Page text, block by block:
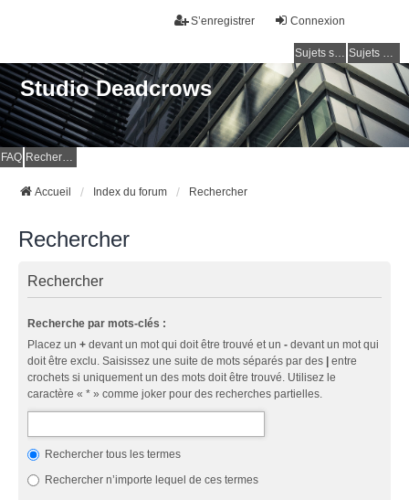
Connexion
S’enregistrer
Sujets sans réponse Sujets actifs
Studio Deadcrows
FAQ Rechercher
Accueil Index du forum Rechercher
Rechercher
Rechercher
Recherche par mots-clés :
Placez un + devant un mot qui doit être trouvé et un - devant un mot qui
doit être exclu. Saisissez une suite de mots séparés par des | entre
crochets si uniquement un des mots doit être trouvé. Utilisez le
caractère « * » comme joker pour des recherches partielles.
Rechercher tous les termes
Rechercher n’importe lequel de ces termes